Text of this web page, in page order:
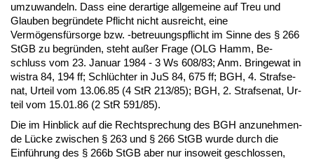
um­zu­wan­deln. Dass ei­ne der­ar­ti­ge all­ge­mei­ne auf Treu und
Glau­ben be­gründe­te Pflicht nicht aus­reicht, ei­ne
Vermögensfürsor­ge bzw. -be­treu­ungs­pflicht im Sin­ne des § 266
StGB zu be­gründen, steht außer Fra­ge (OLG Hamm, Be­
schluss vom 23. Ja­nu­ar 1984 - 3 Ws 608/83; Anm. Brin­ge­wat in
wis­tra 84, 194 ff; Schlüch­ter in JuS 84, 675 ff; BGH, 4. Straf­se­
nat, Ur­teil vom 13.06.85 (4 StR 213/85); BGH, 2. Straf­se­nat, Ur­
teil vom 15.01.86 (2 StR 591/85).
Die im Hin­blick auf die Recht­spre­chung des BGH an­zu­neh­men­
de Lücke zwi­schen § 263 und § 266 StGB wur­de durch die
Einführung des § 266b StGB aber nur in­so­weit ge­schlos­sen,